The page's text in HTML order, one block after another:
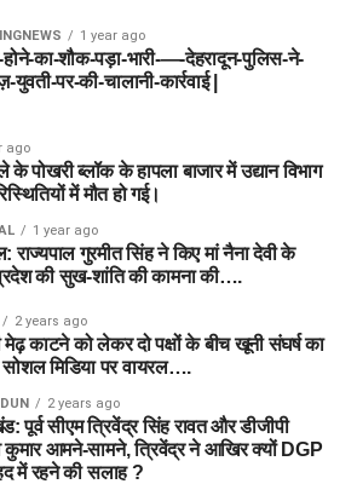
1 year ago
का-शौक-पड़ा-भारी-—-देहरादून-पुलिस-ने-
युवती-पर-की-चालानी-कार्रवाई |
ago
पोखरी ब्लॉक के हापला बाजार में उद्यान विभाग
में मौत हो गई।
1 year ago
राज्यपाल गुरमीत सिंह ने किए मां नैना देवी के
की सुख-शांति की कामना की….
2 years ago
काटने को लेकर दो पक्षों के बीच खूनी संघर्ष का
सोशल मिडिया पर वायरल….
2 years ago
पूर्व सीएम त्रिवेंद्र सिंह रावत और डीजीपी
कुमार आमने-सामने, त्रिवेंद्र ने आखिर क्यों DGP
में रहने की सलाह ?